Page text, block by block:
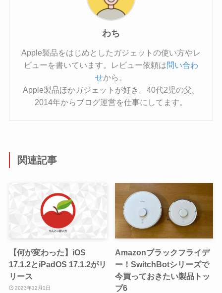
わち
Apple製品をはじめとしたガジェットの使い方やレ
ビューを書いています。レビュー依頼は問い合わ
せから。
Apple製品ほかガジェットが好き。40代2児の父。
2014年からブログ運営を仕事にしてます。
関連記事
【何が変わった】iOS
17.1.2とiPadOS 17.1.2がリ
リース
2023年12月1日
Amazonブラックフライデ
ー！SwitchBotシリーズで
今買っておきたい製品トッ
プ6